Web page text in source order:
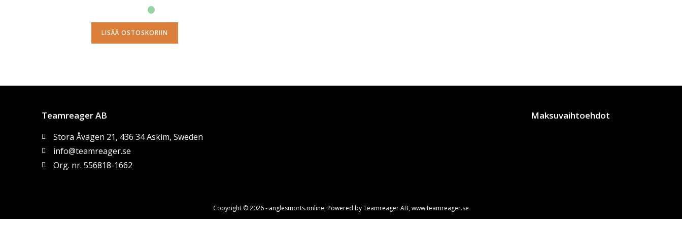
LISÄÄ OSTOSKORIIN
Teamreager AB
Stora Åvägen 21, 436 34 Askim, Sweden
info@teamreager.se
Org. nr. 556818-1662
Maksuvaihtoehdot
Copyright © 2026 - anglesmorts.online, Powered by Teamreager AB,www.teamreager.se